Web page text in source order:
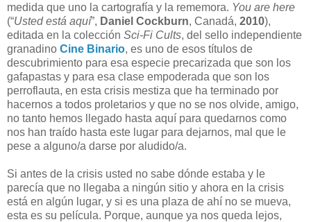
medida que uno la cartografía y la rememora. You are here
(“Usted está aquí”, Daniel Cockburn, Canadá, 2010),
editada en la colección Sci-Fi Cults, del sello independiente
granadino Cine Binario, es uno de esos títulos de
descubrimiento para esa especie precarizada que son los
gafapastas y para esa clase empoderada que son los
perroflauta, en esta crisis mestiza que ha terminado por
hacernos a todos proletarios y que no se nos olvide, amigo,
no tanto hemos llegado hasta aquí para quedarnos como
nos han traído hasta este lugar para dejarnos, mal que le
pese a alguno/a darse por aludido/a.
Si antes de la crisis usted no sabe dónde estaba y le
parecía que no llegaba a ningún sitio y ahora en la crisis
está en algún lugar, y si es una plaza de ahí no se mueva,
esta es su película. Porque, aunque ya nos queda lejos,